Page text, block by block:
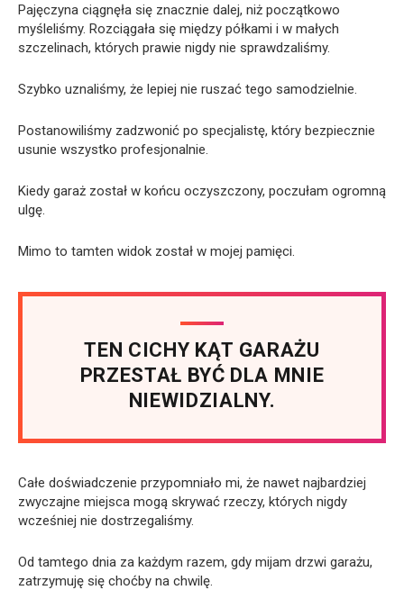
Pajęczyna ciągnęła się znacznie dalej, niż początkowo
myśleliśmy. Rozciągała się między półkami i w małych
szczelinach, których prawie nigdy nie sprawdzaliśmy.
Szybko uznaliśmy, że lepiej nie ruszać tego samodzielnie.
Postanowiliśmy zadzwonić po specjalistę, który bezpiecznie
usunie wszystko profesjonalnie.
Kiedy garaż został w końcu oczyszczony, poczułam ogromną
ulgę.
Mimo to tamten widok został w mojej pamięci.
TEN CICHY KĄT GARAŻU
PRZESTAŁ BYĆ DLA MNIE
NIEWIDZIALNY.
Całe doświadczenie przypomniało mi, że nawet najbardziej
zwyczajne miejsca mogą skrywać rzeczy, których nigdy
wcześniej nie dostrzegaliśmy.
Od tamtego dnia za każdym razem, gdy mijam drzwi garażu,
zatrzymuję się choćby na chwilę.